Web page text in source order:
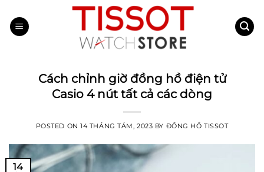
content
Cách chỉnh giờ đồng hồ điện tử
Casio 4 nút tất cả các dòng
POSTED ON14 THÁNG TÁM, 2023 BY ĐỒNG HỒ TISSOT
14